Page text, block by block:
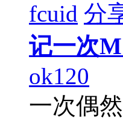
fcuid 分
记一次
ok120
一次偶